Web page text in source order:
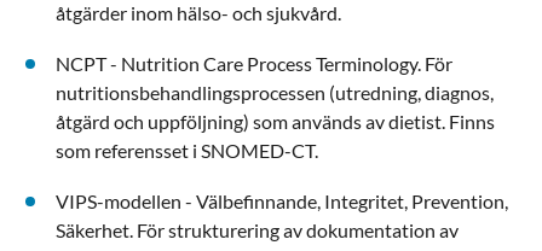
åtgärder inom hälso- och sjukvård.
NCPT - Nutrition Care Process Terminology. För
nutritionsbehandlingsprocessen (utredning, diagnos,
åtgärd och uppföljning) som används av dietist. Finns
som referensset i SNOMED-CT.
VIPS-modellen - Välbefinnande, Integritet, Prevention,
Säkerhet. För strukturering av dokumentation av